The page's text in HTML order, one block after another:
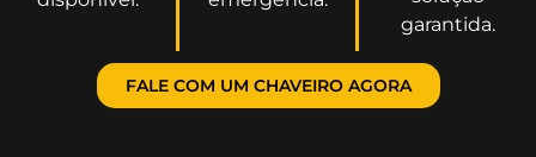
garantida.
FALE COM UM CHAVEIRO AGORA